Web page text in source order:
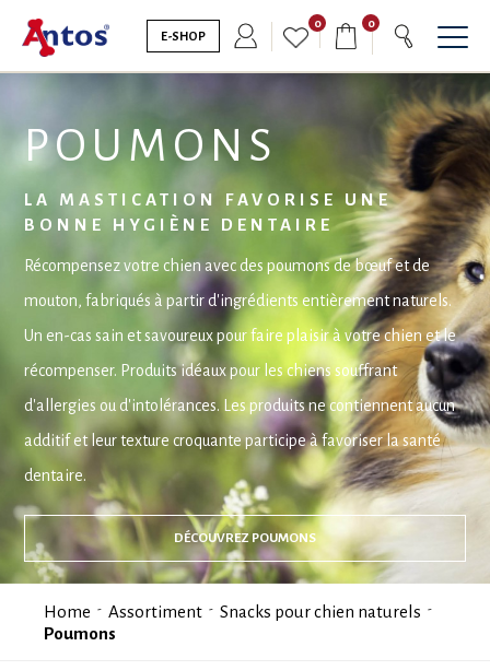
E-SHOP
0 0
POUMONS
LA MASTICATION FAVORISE UNE
BONNE HYGIÈNE DENTAIRE
Récompensez votre chien avec des poumons de bœuf et de
mouton, fabriqués à partir d'ingrédients entièrement naturels.
Un en-cas sain et savoureux pour faire plaisir à votre chien et le
récompenser. Produits idéaux pour les chiens souffrant
d'allergies ou d'intolérances. Les produits ne contiennent aucun
additif et leur texture croquante participe à favoriser la santé
dentaire.
DÉCOUVREZ POUMONS
Home Assortiment
Snacks pour chien naturels
Poumons